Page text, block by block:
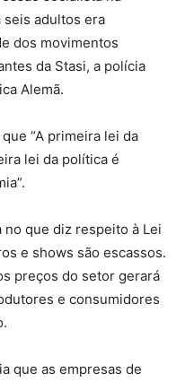
seis adultos era
dos movimentos
da Stasi, a polícia
Alemã.
“A primeira lei da
lei da política é
que diz respeito à Lei
e shows são escassos.
preços do setor gerará
e consumidores
que as empresas de